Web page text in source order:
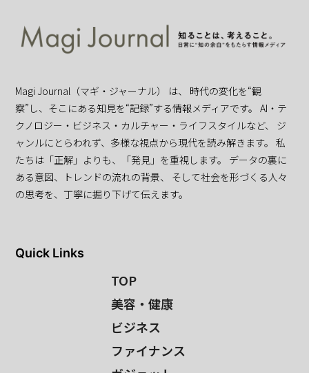
Magi Journal（マギ・ジャーナル） は、 時代の変化を“観
察”し、そこにある知見を“記録”する情報メディアです。 AI・テ
クノロジー・ビジネス・カルチャー・ライフスタイルなど、 ジ
ャンルにとらわれず、多様な視点から現代を読み解きます。 私
たちは「正解」よりも、「発見」を重視します。 データの裏に
ある意図、トレンドの流れの背景、 そして社会を形づくる人々
の思考を、丁寧に掘り下げて伝えます。
Quick Links
TOP
美容・健康
ビジネス
ファイナンス